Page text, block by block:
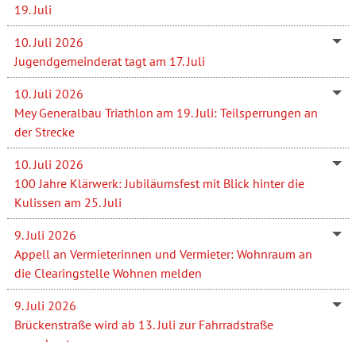
19. Juli
10. Juli 2026
Jugendgemeinderat tagt am 17. Juli
10. Juli 2026
Mey Generalbau Triathlon am 19. Juli: Teilsperrungen an
der Strecke
10. Juli 2026
100 Jahre Klärwerk: Jubiläumsfest mit Blick hinter die
Kulissen am 25. Juli
9. Juli 2026
Appell an Vermieterinnen und Vermieter: Wohnraum an
die Clearingstelle Wohnen melden
9. Juli 2026
Brückenstraße wird ab 13. Juli zur Fahrradstraße